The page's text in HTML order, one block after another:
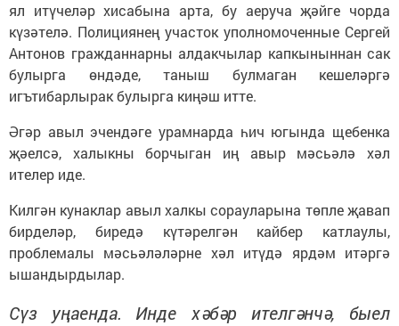
ял итүчеләр хисабына арта, бу аеруча җәйге чорда
күзәтелә. Полициянең участок уполномоченные Сергей
Антонов гражданнарны алдакчылар капкыныннан сак
булырга өндәде, таныш булмаган кешеләргә
игътибарлырак булырга киңәш итте.
Әгәр авыл эчендәге урамнарда һич югында щебенка
җәелсә, халыкны борчыган иң авыр мәсьәлә хәл
ителер иде.
Килгән кунаклар авыл халкы сорауларына төпле җавап
бирделәр, биредә күтәрелгән кайбер катлаулы,
проблемалы мәсьәләләрне хәл итүдә ярдәм итәргә
ышандырдылар.
Сүз уңаенда.
Инде хәбәр ителгәнчә, быел